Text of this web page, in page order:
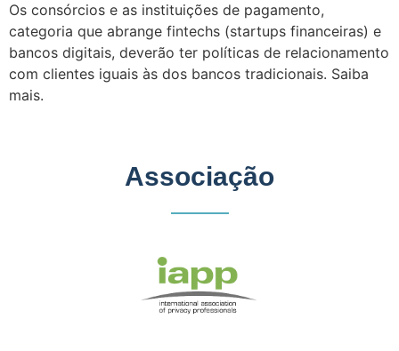
Os consórcios e as instituições de pagamento,
categoria que abrange fintechs (startups financeiras) e
bancos digitais, deverão ter políticas de relacionamento
com clientes iguais às dos bancos tradicionais. Saiba
mais.
Associação